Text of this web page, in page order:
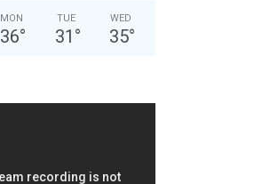
MON
36°
TUE
31 °
WED
35°